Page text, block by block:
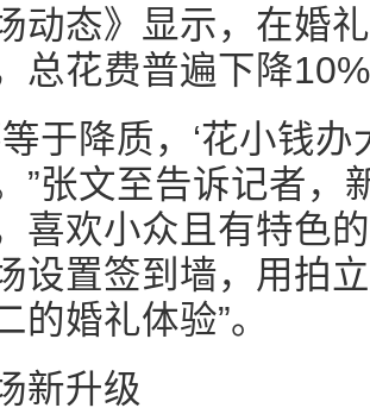
动态》显示，在婚
总花费普遍下降
于降质，‘花小钱
”张文至告诉记者，
喜欢小众且有特色
设置签到墙，用拍
的婚礼体验”。
新升级